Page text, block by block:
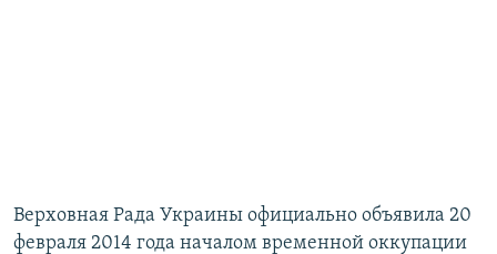
Верховная Рада Украины официально объявила 20
февраля 2014 года началом временной оккупации